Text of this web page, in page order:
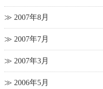
2007年8月
2007年7月
2007年3月
2006年5月